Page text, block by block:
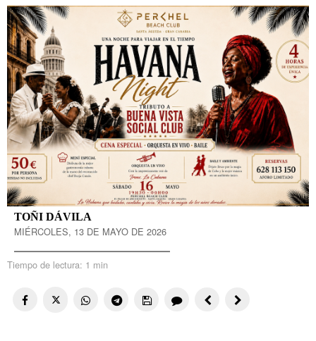
TOÑI DÁVILA
MIÉRCOLES, 13 DE MAYO DE 2026
Tiempo de lectura: 1 min